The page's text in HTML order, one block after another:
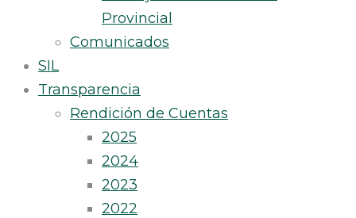
Provincial
Comunicados
SIL
Transparencia
Rendición de Cuentas
2025
2024
2023
2022